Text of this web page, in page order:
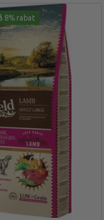
8% rabat